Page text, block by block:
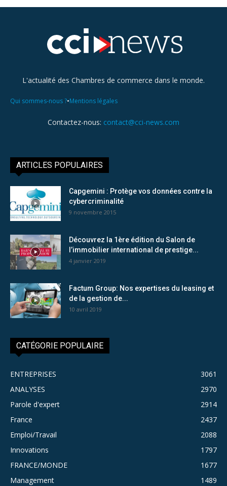
L'actualité des Chambres de commerce dans le monde.
Qui sommes-nous ?•Mentions légales
Contactez-nous: contact@cci-news.com
ARTICLES POPULAIRES
Capgemini : Protège vos données contre la
cybercriminalité
9 novembre 2015
Découvrez la 1ère édition du Salon de
l’immobilier international de prestige...
4 janvier 2019
Factum Group: Nos expertises du leasing et
de la gestion de...
10 avril 2019
CATÉGORIE POPULAIRE
ENTREPRISES
3061
ANALYSES
2970
Parole d'expert
2914
France
2437
Emploi/Travail
2088
Innovations
1797
FRANCE/MONDE
1677
Management
1489